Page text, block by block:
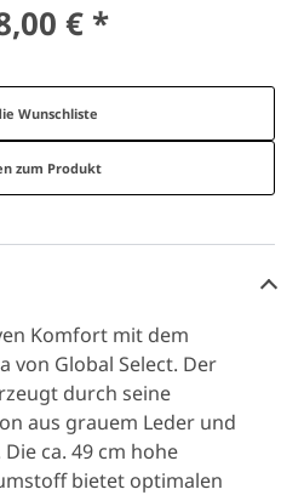
€ *
Wunschliste
zum Produkt
Komfort mit dem
von Global Select. Der
durch seine
aus grauem Leder und
ca. 49 cm hohe
bietet optimalen